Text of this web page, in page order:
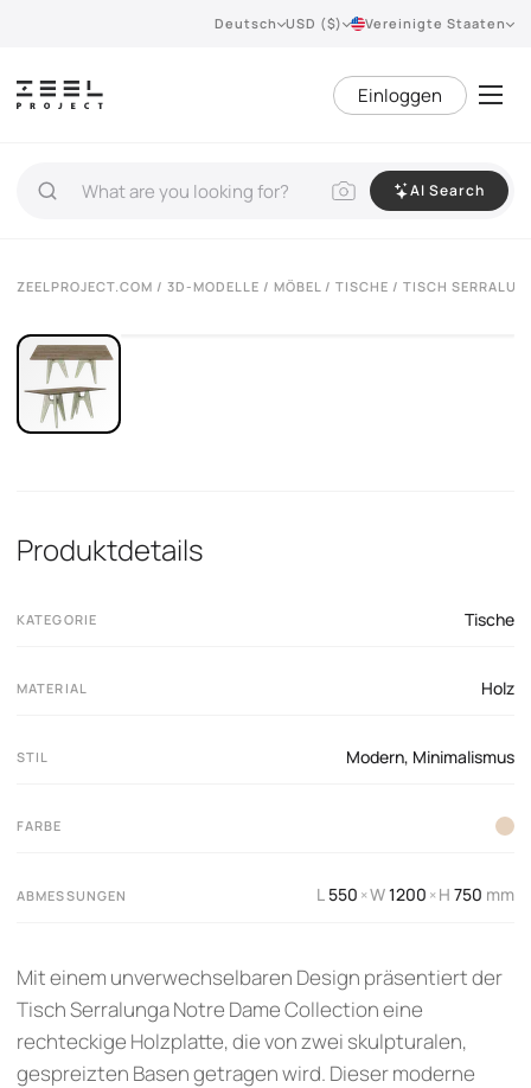
Deutsch USD ($) Vereinigte Staaten
Einloggen
AI Search
ZEELPROJECT.COM / 3D-MODELLE / MÖBEL / TISCHE / TISCH
VIEW 360°
Produktdetails
KATEGORIE Tische
MATERIAL Holz
STIL Modern, Minimalismus
FARBE
ABMESSUNGEN L 550 ×W1200 ×H 750 mm
Mit einem unverwechselbaren Design präsentiert der
Tisch Serralunga Notre Dame Collection eine
rechteckige Holzplatte, die von zwei skulpturalen,
gespreizten Basen getragen wird. Dieser moderne